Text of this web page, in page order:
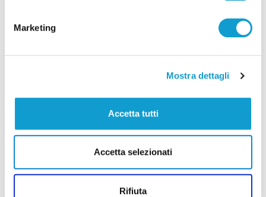
Marketing
Mostra dettagli
Accetta tutti
Accetta selezionati
Rifiuta